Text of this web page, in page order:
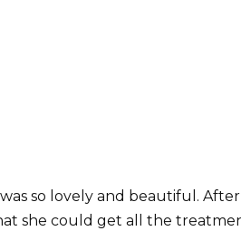
so lovely and beautiful.
she could get all the